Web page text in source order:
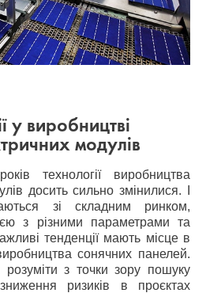
у виробництві
модулів
технології виробництва
досить сильно змінилися. І
зі складним ринком,
з різними параметрами та
тенденції мають місце в
сонячних панелей.
розуміти з точки зору пошуку
ризиків в проєктах